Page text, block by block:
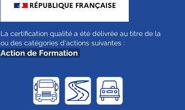
La certification qualité a été délivrée au titre de la
ou des catégories d'actions suivantes :
Action de Formation